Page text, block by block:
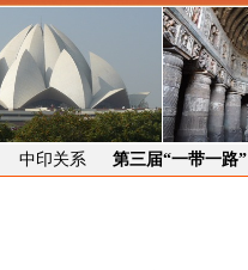
中印关系 第三届“一带一路